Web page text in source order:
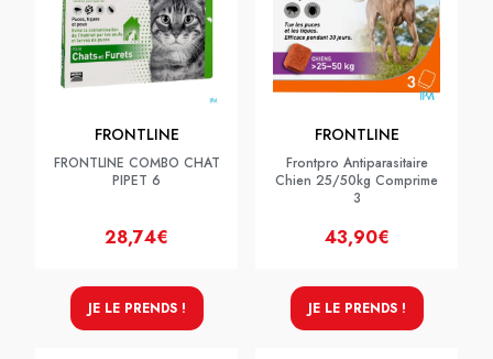
FRONTLINE
FRONTLINE COMBO CHAT
PIPET 6
28,74€
JE LE PRENDS !
FRONTLINE
Frontpro Antiparasitaire
Chien 25/50kg Comprime
3
43,90€
JE LE PRENDS !